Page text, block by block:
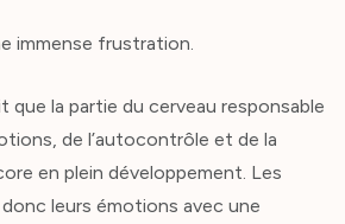
immense frustration.
que la partie du cerveau responsable
de l’autocontrôle et de la
en plein développement. Les
leurs émotions avec une